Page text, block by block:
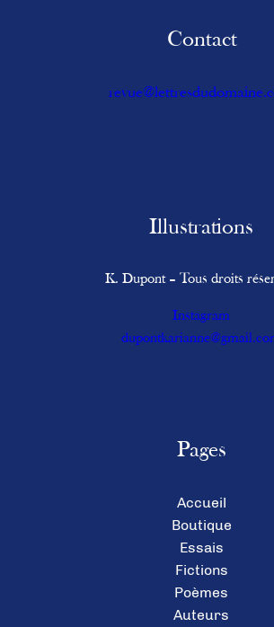
Contact
Illustrations
K. Dupont – Tous droits
Instagram
Pages
Accueil
Boutique
Essais
Fictions
Poèmes
Auteurs